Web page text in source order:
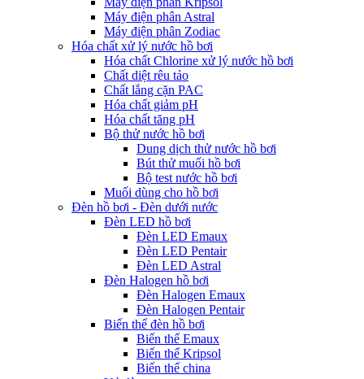
Máy điện phân Astral
Máy điện phân Zodiac
Hóa chất xử lý nước hồ bơi
Hóa chất Chlorine xử lý nước hồ bơi
Chất diệt rêu tảo
Chất lắng cặn PAC
Hóa chất giảm pH
Hóa chất tăng pH
Bộ thử nước hồ bơi
Dung dịch thử nước hồ bơi
Bút thử muối hồ bơi
Bộ test nước hồ bơi
Muối dùng cho hồ bơi
Đèn hồ bơi - Đèn dưới nước
Đèn LED hồ bơi
Đèn LED Emaux
Đèn LED Pentair
Đèn LED Astral
Đèn Halogen hồ bơi
Đèn Halogen Emaux
Đèn Halogen Pentair
Biến thế đèn hồ bơi
Biến thế Emaux
Biến thế Kripsol
Biến thế china